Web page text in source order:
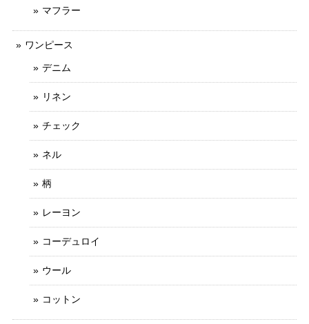
マフラー
ワンピース
デニム
リネン
チェック
ネル
柄
レーヨン
コーデュロイ
ウール
コットン